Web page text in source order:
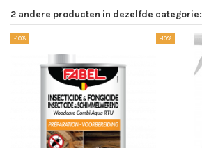
2 andere producten in dezelfde categorie:
-10% -10%